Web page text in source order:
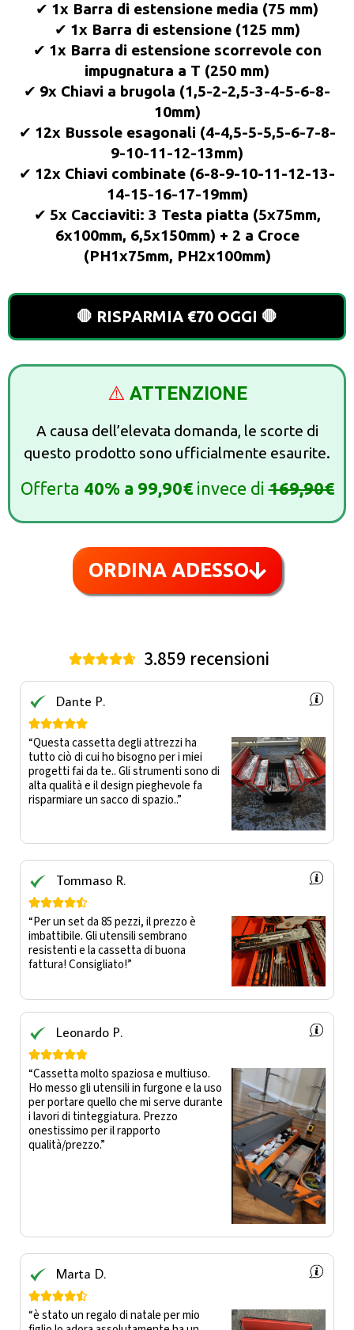
✔ 1x Barra di estensione media (75 mm)
✔ 1x Barra di estensione (125 mm)
✔ 1x Barra di estensione scorrevole con
impugnatura a T (250 mm)
✔ 9x Chiavi a brugola (1,5-2-2,5-3-4-5-6-8-
10mm)
✔ 12x Bussole esagonali (4-4,5-5-5,5-6-7-8-
9-10-11-12-13mm)
✔ 12x Chiavi combinate (6-8-9-10-11-12-13-
14-15-16-17-19mm)
✔ 5x Cacciaviti: 3 Testa piatta (5x75mm,
6x100mm, 6,5x150mm) + 2 a Croce
(PH1x75mm, PH2x100mm)
🛑 RISPARMIA €70 OGGI 🛑
⚠️ ATTENZIONE
A causa dell’elevata domanda, le scorte di
questo prodotto sono ufficialmente esaurite.
Offerta 40%a 99,90€ invece di169,90€
ORDINA ADESSO
 3.859 recensioni
Dante P.

“Questa cassetta degli attrezzi ha
tutto ciò di cui ho bisogno per i miei
progetti fai da te.. Gli strumenti sono di
alta qualità e il design pieghevole fa
risparmiare un sacco di spazio..”
Tommaso R.

“Per un set da 85 pezzi, il prezzo è
imbattibile. Gli utensili sembrano
resistenti e la cassetta di buona
fattura! Consigliato!”
Leonardo P.

“Cassetta molto spaziosa e multiuso.
Ho messo gli utensili in furgone e la uso
per portare quello che mi serve durante
i lavori di tinteggiatura. Prezzo
onestissimo per il rapporto
qualità/prezzo.”
Marta D.

“è stato un regalo di natale per mio